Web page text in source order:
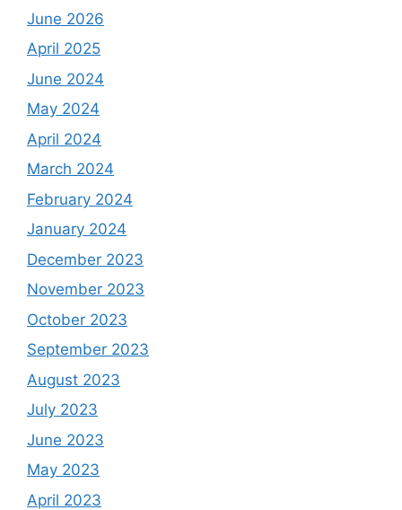
June 2026
April 2025
June 2024
May 2024
April 2024
March 2024
February 2024
January 2024
December 2023
November 2023
October 2023
September 2023
August 2023
July 2023
June 2023
May 2023
April 2023